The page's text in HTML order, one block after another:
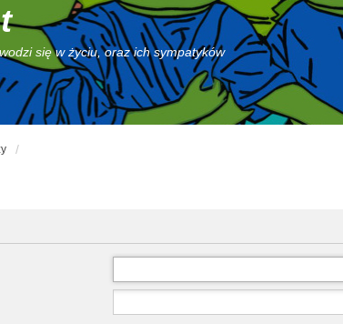
się w życiu, oraz ich sympatyków